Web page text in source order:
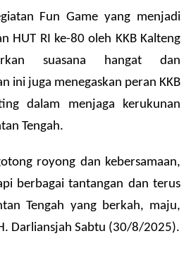
Fun Game yang menjadi
HUT RI ke-80 oleh KKB Kalteng
suasana hangat dan
ini juga menegaskan peran KKB
dalam menjaga kerukunan
Tengah.
royong dan kebersamaan,
berbagai tantangan dan terus
Tengah yang berkah, maju,
Darliansjah Sabtu (30/8/2025).